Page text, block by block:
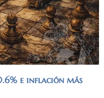
e inflación más